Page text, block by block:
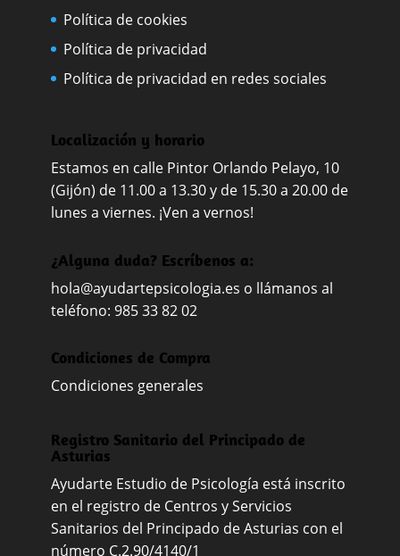
Política de cookies
Política de privacidad
Política de privacidad en redes sociales
Localización y horario
Estamos en calle Pintor Orlando Pelayo, 10
(Gijón) de 11.00 a 13.30 y de 15.30 a 20.00 de
lunes a viernes. ¡Ven a vernos!
¿Alguna duda? Escríbenos a:
hola@ayudartepsicologia.es o llámanos al
teléfono: 985 33 82 02
Condiciones de Compra
Condiciones generales
Registro Sanitario del Principado de
Asturias
Ayudarte Estudio de Psicología está inscrito
en el registro de Centros y Servicios
Sanitarios del Principado de Asturias con el
número C.2.90/4140/1